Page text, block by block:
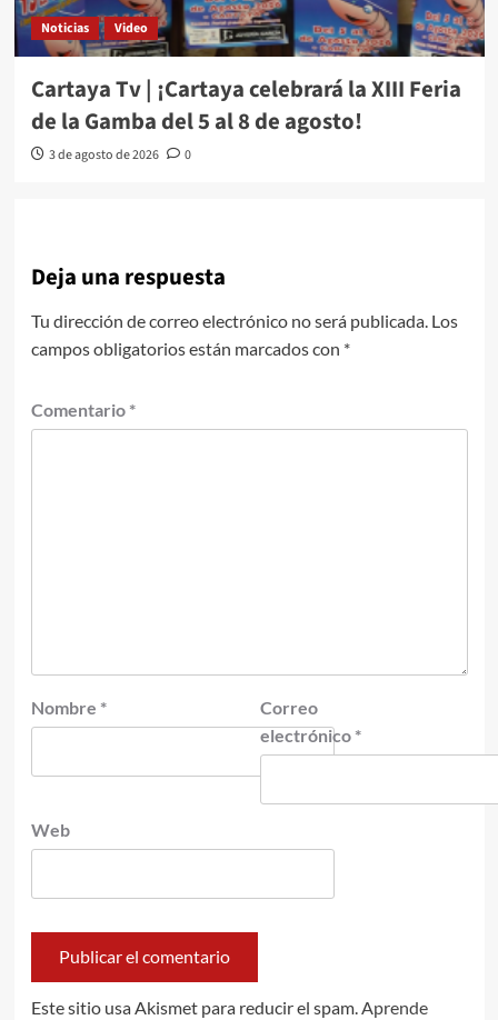
Noticias Video
Cartaya Tv | ¡Cartaya celebrará la XIII Feria
de la Gamba del 5 al 8 de agosto!
3 de agosto de 2026 0
Deja una respuesta
Tu dirección de correo electrónico no será publicada. Los
campos obligatorios están marcados con *
Comentario *
Nombre *
Correo
electrónico *
Web
Este sitio usa Akismet para reducir el spam. Aprende